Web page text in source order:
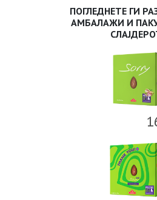
ПОГЛЕДНЕТЕ ГИ
АМБАЛАЖИ И